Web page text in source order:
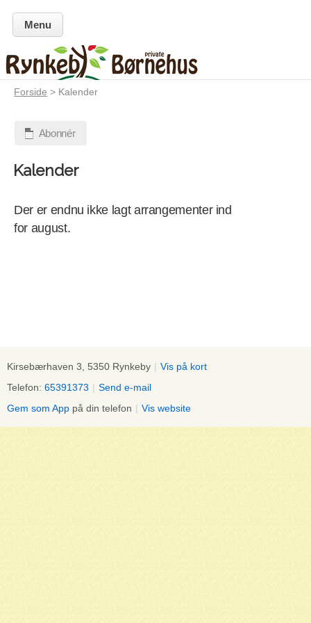
Menu
Forside > Kalender
Abonnér
Kalender
Der er endnu ikke lagt arrangementer ind
for august.
Kirsebærhaven 3, 5350 Rynkeby | Vis på kort
Telefon: 65391373 | Send e-mail
Gem som App på din telefon | Vis website